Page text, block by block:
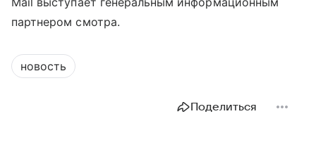
партнером смотра.
новость
Поделиться